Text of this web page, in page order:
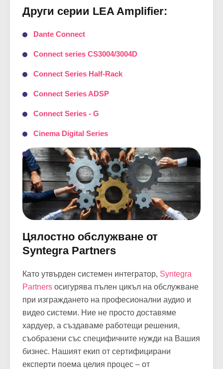
Други серии LEA Amplifier:
Dante Connect
Connect series CS3004/3004D
Connect Series Half-Rack
Connect Series ADSP
Connect Series - G
Cinema Digital Series
Цялостно обслужване от
Syntegra Partners
Като утвърден системен интегратор, Syntegra
Partners осигурява пълен цикъл на обслужване
при изграждането на професионални аудио и
видео системи. Ние не просто доставяме
хардуер, а създаваме работещи решения,
съобразени със специфичните нужди на Вашия
бизнес. Нашият екип от сертифицирани
експерти поема целия процес – от